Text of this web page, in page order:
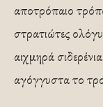
αποτρόπαιο
στρατιώτες
αιχμηρά
αγόγγυστα το